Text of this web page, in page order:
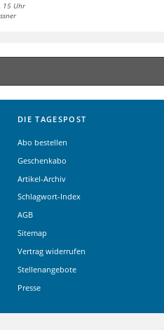
15 Uhr
DIE TAGESPOST
Abo bestellen
Geschenkabo
Artikel-Archiv
Schlagwort-Index
AGB
Sitemap
Vertrag widerrufen
Stellenangebote
Presse